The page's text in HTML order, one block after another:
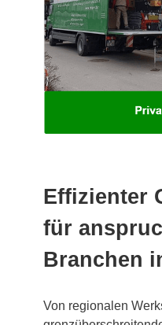
Effizienter
für
Branchen
Von regionalen